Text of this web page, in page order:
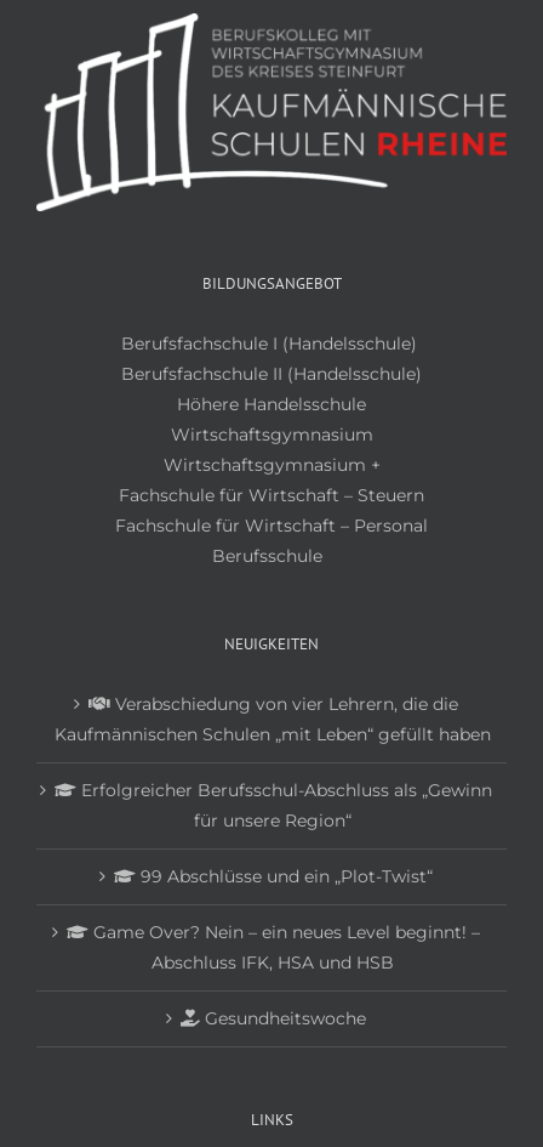
BILDUNGSANGEBOT
Berufsfachschule I (Handelsschule)
Berufsfachschule II (Handelsschule)
Höhere Handelsschule
Wirtschaftsgymnasium
Wirtschaftsgymnasium +
Fachschule für Wirtschaft – Steuern
Fachschule für Wirtschaft – Personal
Berufsschule
NEUIGKEITEN
Verabschiedung von vier Lehrern, die die
Kaufmännischen Schulen „mit Leben“ gefüllt haben
Erfolgreicher Berufsschul-Abschluss als „Gewinn
für unsere Region“
99 Abschlüsse und ein „Plot-Twist“
Game Over? Nein – ein neues Level beginnt! –
Abschluss IFK, HSA und HSB
Gesundheitswoche
LINKS